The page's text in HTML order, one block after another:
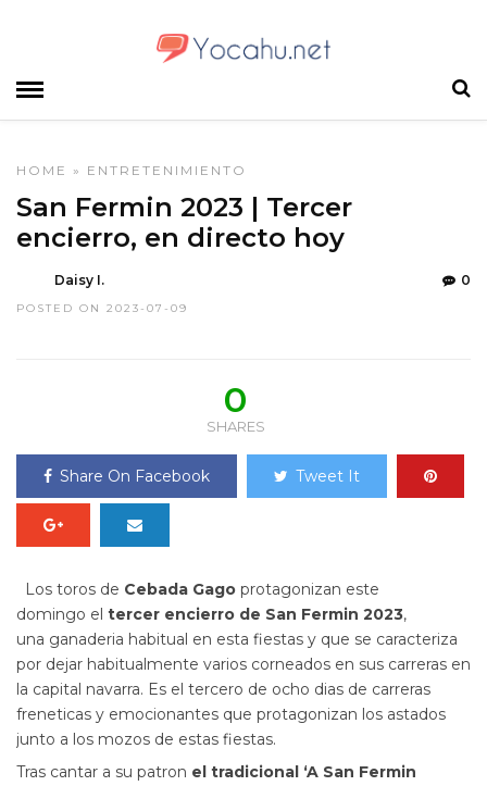
HOME » ENTRETENIMIENTO
San Fermin 2023 | Tercer
encierro, en directo hoy
Daisy I.
POSTED ON 2023-07-09
0
0
SHARES
Share On Facebook Tweet It
Los toros de Cebada Gago protagonizan este
domingo el tercer encierro de San Fermin 2023,
una ganaderia habitual en esta fiestas y que se caracteriza
por dejar habitualmente varios corneados en sus carreras en
la capital navarra. Es el tercero de ocho dias de carreras
freneticas y emocionantes que protagonizan los astados
junto a los mozos de estas fiestas.
Tras cantar a su patron el tradicional ‘A San Fermin